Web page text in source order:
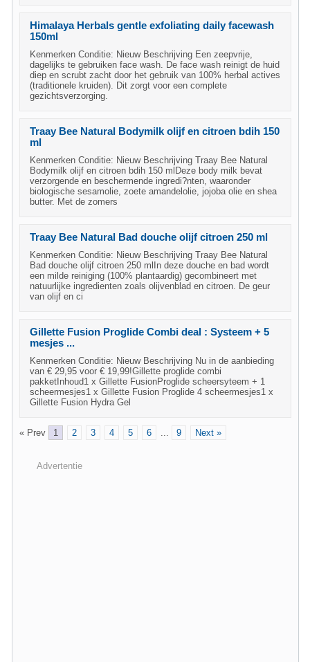
Himalaya Herbals gentle exfoliating daily facewash
150ml
Kenmerken Conditie: Nieuw Beschrijving Een zeepvrije,
dagelijks te gebruiken face wash. De face wash reinigt de huid
diep en scrubt zacht door het gebruik van 100% herbal actives
(traditionele kruiden). Dit zorgt voor een complete
gezichtsverzorging.
Traay Bee Natural Bodymilk olijf en citroen bdih 150
ml
Kenmerken Conditie: Nieuw Beschrijving Traay Bee Natural
Bodymilk olijf en citroen bdih 150 mlDeze body milk bevat
verzorgende en beschermende ingredi?nten, waaronder
biologische sesamolie, zoete amandelolie, jojoba olie en shea
butter. Met de zomers
Traay Bee Natural Bad douche olijf citroen 250 ml
Kenmerken Conditie: Nieuw Beschrijving Traay Bee Natural
Bad douche olijf citroen 250 mlIn deze douche en bad wordt
een milde reiniging (100% plantaardig) gecombineert met
natuurlijke ingredienten zoals olijvenblad en citroen. De geur
van olijf en ci
Gillette Fusion Proglide Combi deal : Systeem + 5
mesjes ...
Kenmerken Conditie: Nieuw Beschrijving Nu in de aanbieding
van € 29,95 voor € 19,99!Gillette proglide combi
pakketInhoud1 x Gillette FusionProglide scheersyteem + 1
scheermesjes1 x Gillette Fusion Proglide 4 scheermesjes1 x
Gillette Fusion Hydra Gel
« Prev 1 2 3 4 5 6 ... 9 Next »
Advertentie